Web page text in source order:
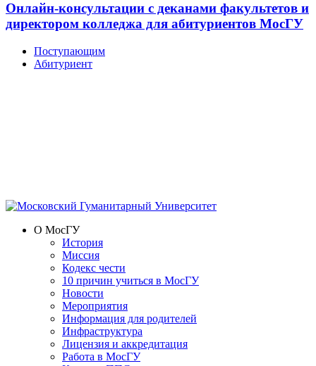
Онлайн-консультации с деканами факультетов и
директором колледжа для абитуриентов МосГУ
Поступающим
Абитуриент
О МосГУ
История
Миссия
Кодекс чести
10 причин учиться в МосГУ
Новости
Мероприятия
Информация для родителей
Инфраструктура
Лицензия и аккредитация
Работа в МосГУ